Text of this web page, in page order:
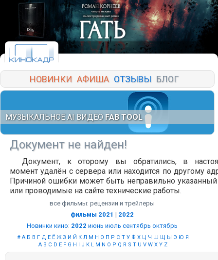
НОВИНКИ АФИША ОТЗЫВЫ БЛОГ
МУЗЫКАЛЬНОЕ AI ВИДЕО FAB TOOL
Документ не найден!
Документ, к оторому вы обратились, в
момент удалён с сервера или находится по другому
Причиной ошибки может быть неправильно указанный
или проводимые на сайте технические работы.
все фильмы: рецензии и трейлеры
фильмы 2021 | 2022
Новинки кино: 2022 июнь июль сентябрь октябрь
# А Б В Г Д Е Ё Ж З И Й К Л М Н О П Р С Т У Ф Х Ц Ч Ш Щ Ы Э Ю Я
A B C D E F G H I J K L M N O P Q R S T U V W X Y Z